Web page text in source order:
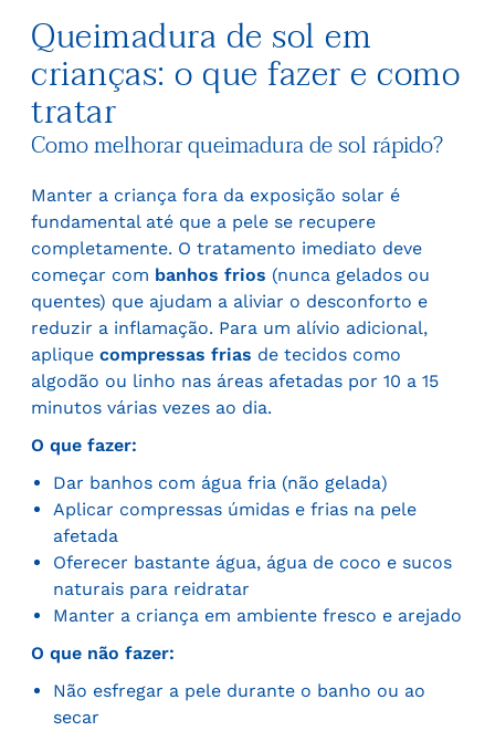
Queimadura de sol em
crianças: o que fazer e como
tratar
Como melhorar queimadura de sol rápido?
Manter a criança fora da exposição solar é
fundamental até que a pele se recupere
completamente. O tratamento imediato deve
começar com banhos frios (nunca gelados ou
quentes) que ajudam a aliviar o desconforto e
reduzir a inflamação. Para um alívio adicional,
aplique compressas frias de tecidos como
algodão ou linho nas áreas afetadas por 10 a 15
minutos várias vezes ao dia.
O que fazer:
Dar banhos com água fria (não gelada)
Aplicar compressas úmidas e frias na pele
afetada
Oferecer bastante água, água de coco e sucos
naturais para reidratar
Manter a criança em ambiente fresco e arejado
O que não fazer:
Não esfregar a pele durante o banho ou ao
secar